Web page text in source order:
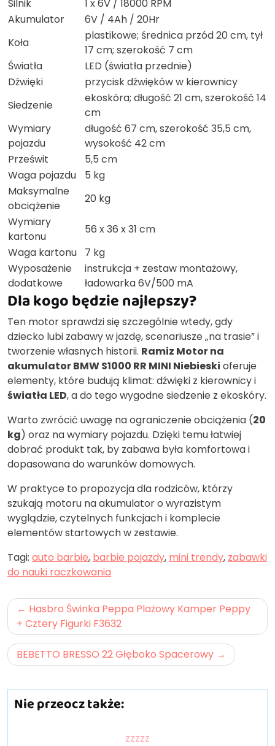
Silnik
1 x 6V / 18000 RPM
Akumulator
6V / 4Ah / 20Hr
Koła
plastikowe; średnica przód 20 cm, tył
17 cm; szerokość 7 cm
Światła
LED (światła przednie)
Dźwięki
przycisk dźwięków w kierownicy
Siedzenie
ekoskóra; długość 21 cm, szerokość 14
cm
Wymiary
pojazdu
długość 67 cm, szerokość 35,5 cm,
wysokość 42 cm
Prześwit
5,5 cm
Waga pojazdu
5 kg
Maksymalne
obciążenie
20 kg
Wymiary
kartonu
56 x 36 x 31 cm
Waga kartonu
7 kg
Wyposażenie
dodatkowe
instrukcja + zestaw montażowy,
ładowarka 6V/500 mA
Dla kogo będzie najlepszy?
Ten motor sprawdzi się szczególnie wtedy, gdy
dziecko lubi zabawy w jazdę, scenariusze „na trasie” i
tworzenie własnych historii. Ramiz Motor na
akumulator BMW S1000 RR MINI Niebieski oferuje
elementy, które budują klimat: dźwięki z kierownicy i
światła LED, a do tego wygodne siedzenie z ekoskóry.
Warto zwrócić uwagę na ograniczenie obciążenia (20
kg) oraz na wymiary pojazdu. Dzięki temu łatwiej
dobrać produkt tak, by zabawa była komfortowa i
dopasowana do warunków domowych.
W praktyce to propozycja dla rodziców, którzy
szukają motoru na akumulator o wyrazistym
wyglądzie, czytelnych funkcjach i komplecie
elementów startowych w zestawie.
Tagi: auto barbie, barbie pojazdy, mini trendy, zabawki
do nauki raczkowania
Nawigacja
wpisu
Hasbro Świnka Peppa Plażowy Kamper Peppy
+ Cztery Figurki F3632
BEBETTO BRESSO 22 Głęboko Spacerowy
Nie przeocz także:
zzzzz